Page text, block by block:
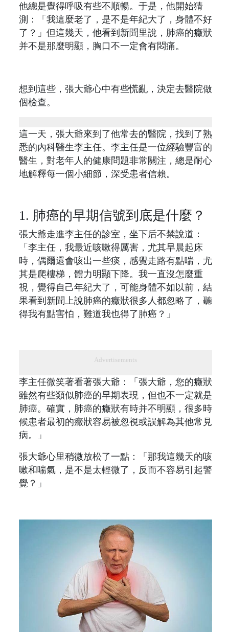
他總是覺得呼吸有些不順暢。于是，他開始猜
測：「我這麼老了，是不是年紀大了，身體不好
了？」但這幾天，他看到新聞里說，肺癌的癥狀
并不是那麼明顯，胸口不一定會有悶痛。
想到這些，張大爺心中有些慌亂，決定去醫院做
個檢查。
這一天，張大爺來到了他常去的醫院，找到了熟
悉的內科醫生李主任。李主任是一位經驗豐富的
醫生，對老年人的健康問題非常關注，總是耐心
地解釋每一個小細節，深受患者信賴。
1. 肺癌的早期信號到底是什麼？
張大爺走進李主任的診室，坐下后不禁說道：
「李主任，我最近咳嗽得厲害，尤其早晨起床
時，偶爾還會咳出一些痰，感覺走路有點喘，尤
其是爬樓梯，體力明顯下降。我一直沒怎麼重
視，覺得自己年紀大了，可能身體不如以前，結
果看到新聞上說肺癌的癥狀很多人都忽略了，聽
得我有點害怕，難道我也得了肺癌？」
Advertisements
李主任微笑著看著張大爺：「張大爺，您的癥狀
雖然有些類似肺癌的早期表現，但也不一定就是
肺癌。確實，肺癌的癥狀有時并不明顯，很多時
候患者最初的癥狀容易被忽視或誤解為其他常見
病。」
張大爺心里稍微放松了一點：「那我這幾天的咳
嗽和喘氣，是不是太輕微了，反而不容易引起警
覺？」